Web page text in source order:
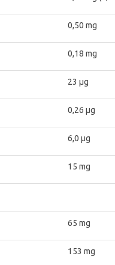
0,50 mg
0,18 mg
23 μg
0,26 μg
6,0 μg
15 mg
65 mg
153 mg